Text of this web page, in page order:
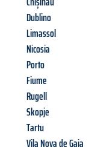
Dublino
Limassol
Nicosia
Porto
Fiume
Rugell
Skopje
Tartu
Vila Nova de Gaia